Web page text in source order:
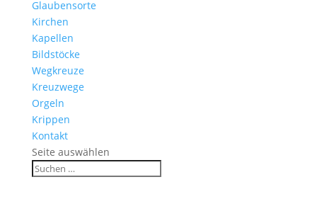
Glau­ben­s­orte
Kirchen
Kapellen
Bild­stöcke
Wegkreuze
Kreuz­wege
Orgeln
Krippen
Kontakt
Seite auswählen